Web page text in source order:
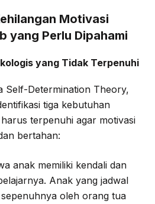
Motivasi
yang Perlu Dipahami
yang Tidak Terpenuhi
Self-Determination Theory,
tiga kebutuhan
terpenuhi agar motivasi
bertahan:
anak memiliki kendali dan
Anak yang jadwal
oleh orang tua